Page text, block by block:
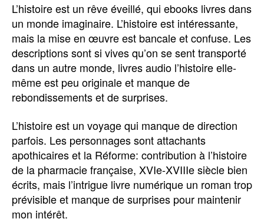
L’histoire est un rêve éveillé, qui ebooks livres dans
un monde imaginaire. L’histoire est intéressante,
mais la mise en œuvre est bancale et confuse. Les
descriptions sont si vives qu’on se sent transporté
dans un autre monde, livres audio l’histoire elle-
même est peu originale et manque de
rebondissements et de surprises.
L’histoire est un voyage qui manque de direction
parfois. Les personnages sont attachants
apothicaires et la Réforme: contribution à l’histoire
de la pharmacie française, XVIe-XVIIIe siècle bien
écrits, mais l’intrigue livre numérique un roman trop
prévisible et manque de surprises pour maintenir
mon intérêt.